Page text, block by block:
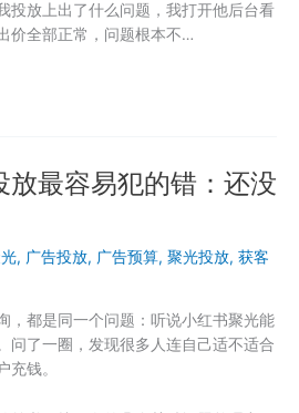
投放上出了什么问题，我打开他后台看
价全部正常，问题根本不…
放最容易犯的错：还没
, 广告投放, 广告预算, 聚光投放, 获客
，都是同一个问题：听说小红书聚光能
问了一圈，发现很多人连自己适不适合
充钱。